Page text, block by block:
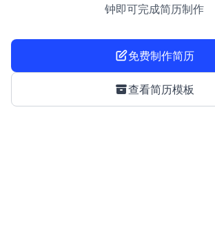
钟即可完成简历制作
免费制作简历
查看简历模板